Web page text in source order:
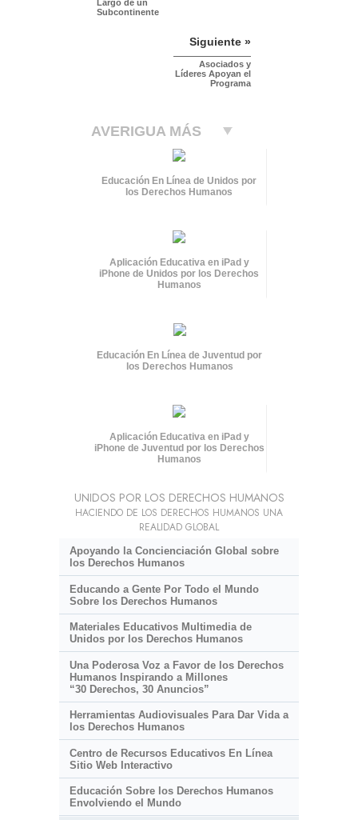
Largo de un
Subcontinente
Siguiente »
Asociados y
Líderes Apoyan el
Programa
AVERIGUA MÁS
Educación En Línea de Unidos por
los Derechos Humanos
Aplicación Educativa en iPad y
iPhone de Unidos por los Derechos
Humanos
Educación En Línea de Juventud por
los Derechos Humanos
Aplicación Educativa en iPad y
iPhone de Juventud por los Derechos
Humanos
UNIDOS POR LOS DERECHOS HUMANOS
HACIENDO DE LOS DERECHOS HUMANOS UNA
REALIDAD GLOBAL
Apoyando la Concienciación Global sobre
los Derechos Humanos
Educando a Gente Por Todo el Mundo
Sobre los Derechos Humanos
Materiales Educativos Multimedia de
Unidos por los Derechos Humanos
Una Poderosa Voz a Favor de los Derechos
Humanos Inspirando a Millones
“30 Derechos, 30 Anuncios”
Herramientas Audiovisuales Para Dar Vida a
los Derechos Humanos
Centro de Recursos Educativos En Línea
Sitio Web Interactivo
Educación Sobre los Derechos Humanos
Envolviendo el Mundo